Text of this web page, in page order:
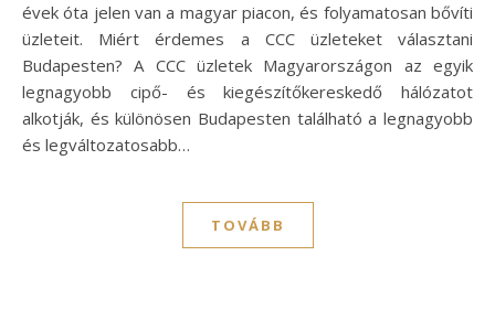
évek óta jelen van a magyar piacon, és folyamatosan bővíti
üzleteit. Miért érdemes a CCC üzleteket választani
Budapesten? A CCC üzletek Magyarországon az egyik
legnagyobb cipő- és kiegészítőkereskedő hálózatot
alkotják, és különösen Budapesten található a legnagyobb
és legváltozatosabb…
TOVÁBB